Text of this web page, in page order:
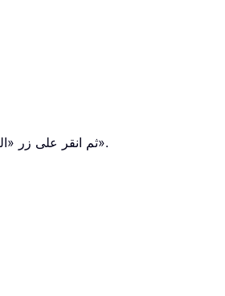
الخطوة 3: في مربع حوار استيراد الملف، اختر «ملف بيانات Outlook (.pst)»، ثم انقر على زر «التالي».